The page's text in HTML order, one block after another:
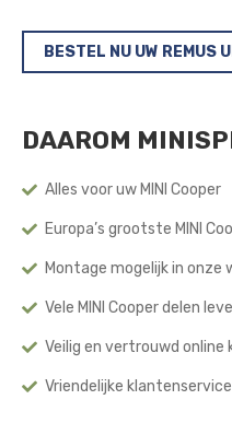
BESTEL NU UW REMUS
DAAROM
Alles voor uw MINI Cooper
Europa’s grootste MINI
Montage mogelijk in onze
Vele MINI Cooper delen
Veilig en vertrouwd online
Vriendelijke klantenservice